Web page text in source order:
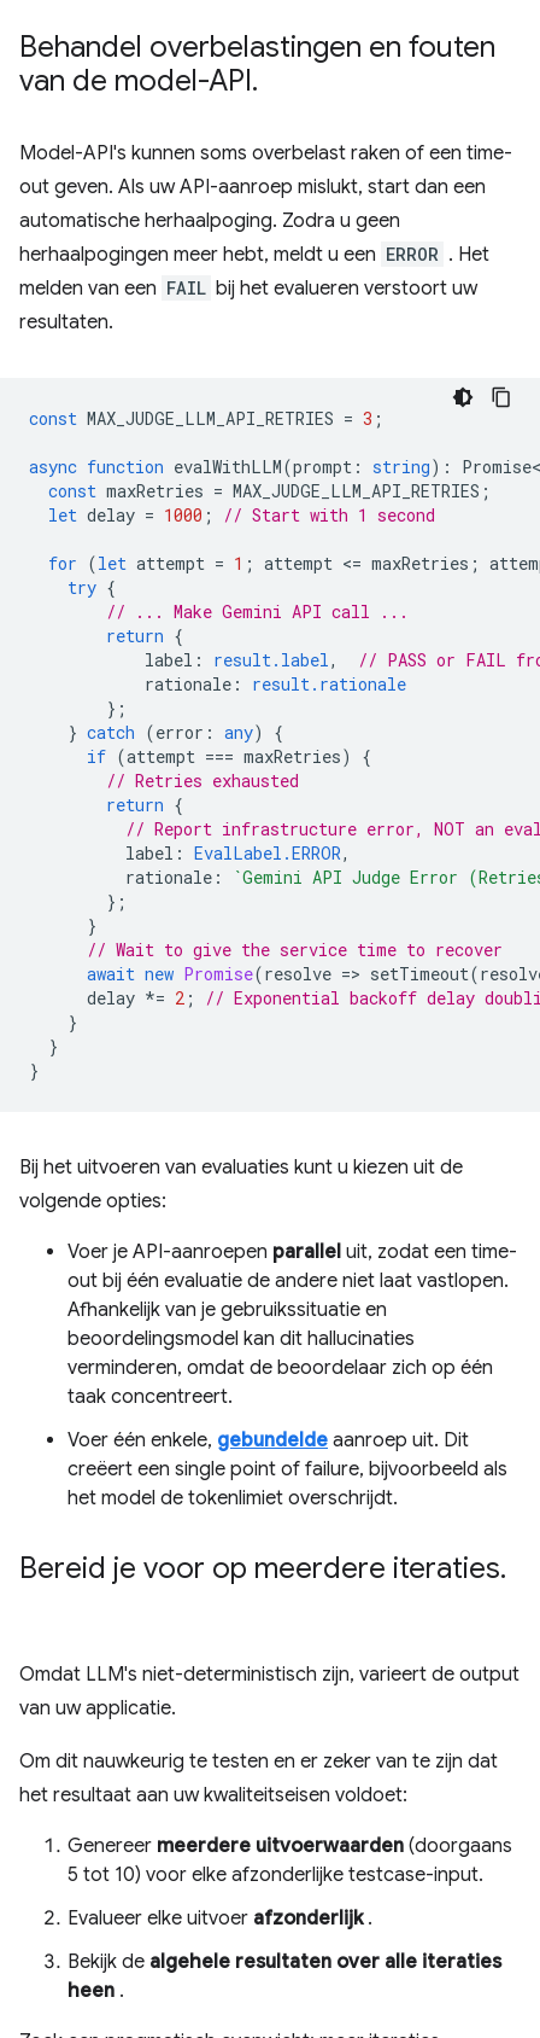
Behandel overbelastingen en fouten
van de model-API.
Model-API's kunnen soms overbelast raken of een time-
out geven. Als uw API-aanroep mislukt, start dan een
automatische herhaalpoging. Zodra u geen
herhaalpogingen meer hebt, meldt u een ERROR . Het
melden van een FAIL bij het evalueren verstoort uw
resultaten.
const MAX_JUDGE_LLM_API_RETRIES = 3 ;
async function evalWithLLM(prompt : string) :
const maxRetries = MAX_JUDGE_LLM_API_RETRIES ;
let delay = 1000 ; // Start with 1 second
for (let attempt = 1 ; attempt <= maxRetries ;
try {
// ... Make Gemini API call ...
return {
label : result.label,
// PASS or FAIL
rationale :
result.rationale
};
} catch (error : any)
{
if (attempt === maxRetries)
{
// Retries exhausted
return {
// Report infrastructure error, NOT an
label : EvalLabel.ERROR,
rationale :
`Gemini API Judge Error
};
}
// Wait to give the service time to recover
await new Promise(resolve => setTimeout(
delay *= 2 ;
// Exponential backoff delay
}
}
}
Bij het uitvoeren van evaluaties kunt u kiezen uit de
volgende opties:
Voer je API-aanroepen parallel uit, zodat een time-
out bij één evaluatie de andere niet laat vastlopen.
Afhankelijk van je gebruikssituatie en
beoordelingsmodel kan dit hallucinaties
verminderen, omdat de beoordelaar zich op één
taak concentreert.
Voer één enkele, gebundelde aanroep uit. Dit
creëert een single point of failure, bijvoorbeeld als
het model de tokenlimiet overschrijdt.
Bereid je voor op meerdere iteraties.
Omdat LLM's niet-deterministisch zijn, varieert de output
van uw applicatie.
Om dit nauwkeurig te testen en er zeker van te zijn dat
het resultaat aan uw kwaliteitseisen voldoet:
Genereer meerdere uitvoerwaarden (doorgaans
5 tot 10) voor elke afzonderlijke testcase-input.
Evalueer elke uitvoer afzonderlijk.
Bekijk de algehele resultaten over alle iteraties
heen .